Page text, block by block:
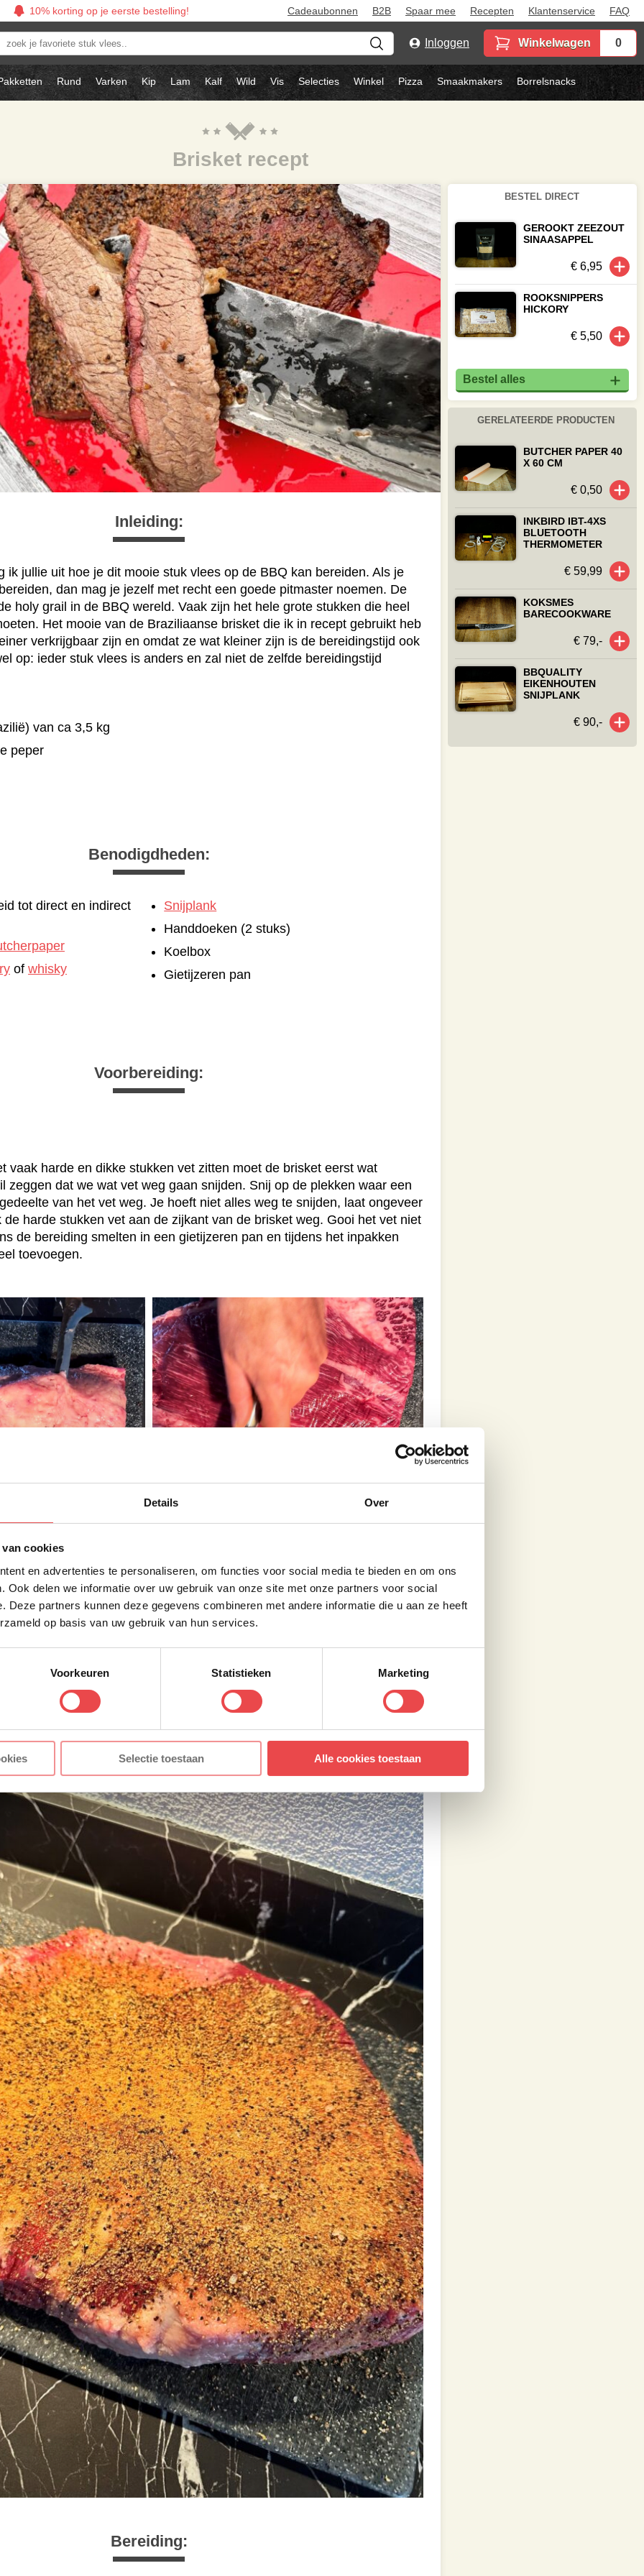
Details Over
cookies
en advertenties te personaliseren, om functies voor social media te bieden en om ons
Ook delen we informatie over uw gebruik van onze site met onze partners voor social
Deze partners kunnen deze gegevens combineren met andere informatie die u aan ze heeft
op basis van uw gebruik van hun services.
Voorkeuren Statistieken Marketing
Selectie toestaan Alle cookies toestaan
10% korting op je eerste bestelling! Cadeaubonnen B2B Spaar mee Recepten Klantenservice FAQ
Inloggen Winkelwagen 0
Rund Varken Kip Lam Kalf Wild Vis Selecties Winkel Pizza Smaakmakers Borrelsnacks
Brisket recept
Inleiding:
ik jullie uit hoe je dit mooie stuk vlees op de BBQ kan bereiden. Als je
dan mag je jezelf met recht een goede pitmaster noemen. De
holy grail in de BBQ wereld. Vaak zijn het hele grote stukken die heel
Het mooie van de Braziliaanse brisket die ik in recept gebruikt heb
verkrijgbaar zijn en omdat ze wat kleiner zijn is de bereidingstijd ook
op: ieder stuk vlees is anders en zal niet de zelfde bereidingstijd
van ca 3,5 kg
peper
Benodigdheden:
tot direct en indirect
of whisky
Snijplank
Handdoeken (2 stuks)
Koelbox
Gietijzeren pan
Voorbereiding:
vaak harde en dikke stukken vet zitten moet de brisket eerst wat
zeggen dat we wat vet weg gaan snijden. Snij op de plekken waar een
van het vet weg. Je hoeft niet alles weg te snijden, laat ongeveer
harde stukken vet aan de zijkant van de brisket weg. Gooi het vet niet
de bereiding smelten in een gietijzeren pan en tijdens het inpakken
toevoegen.
brisket kruiden
Celsius. Terwijl de BBQ op temperatuur komt kan de brisket
een mengsel van de knoflookpoeder, het gerookte zeezout en de vers
Doe dit in de volgende verhouding: 2/5 deel knoflookpoeder, 2/5 deel
Bereiding:
BESTEL DIRECT
GEROOKT ZEEZOUT
SINAASAPPEL
€ 6,95
ROOKSNIPPERS
HICKORY
€ 5,50
Bestel alles
GERELATEERDE PRODUCTEN
BUTCHER PAPER 40
X 60 CM
€ 0,50
INKBIRD IBT-4XS
BLUETOOTH
THERMOMETER
€ 59,99
KOKSMES
BARECOOKWARE
€ 79,-
BBQUALITY
EIKENHOUTEN
SNIJPLANK
€ 90,-